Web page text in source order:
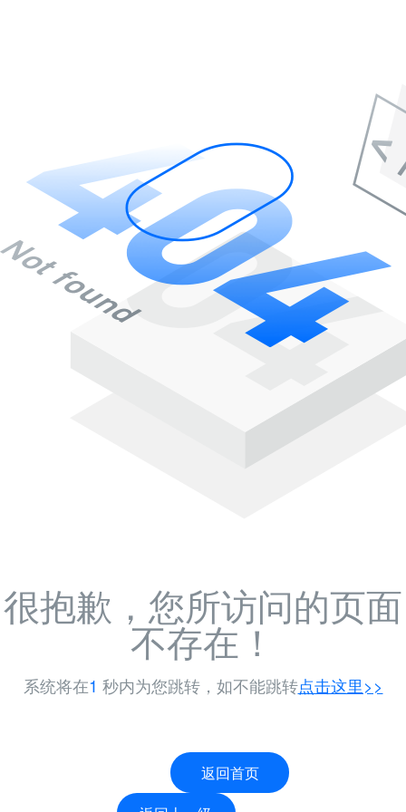
很抱歉，您所访问的页面
不存在！
系统将在1 秒内为您跳转，如不能跳转点击这里>>
返回首页